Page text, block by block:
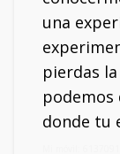
una
pierdas
donde tu